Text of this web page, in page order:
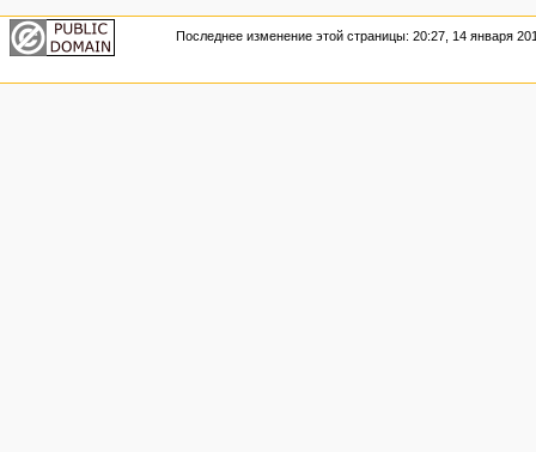
Последнее изменение этой страницы: 20:27, 14 января